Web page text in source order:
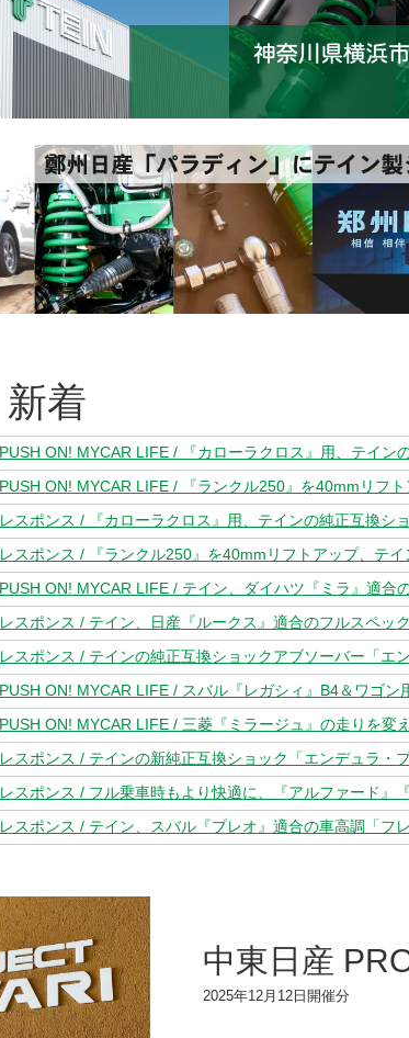
新着
レスポンス / 『カローラクロス』用、テインの純正互換シ
レスポンス / 『ランクル250』を40mmリフトアップ、テ
レスポンス / テイン、日産『ルークス』適合のフルスペッ
中東日産
2025年12月12日開催分